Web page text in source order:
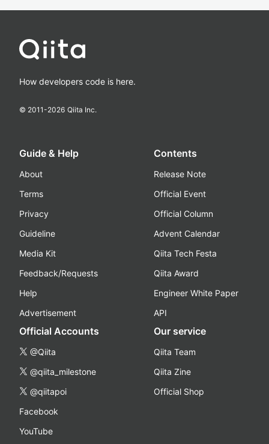
How developers code is here.
© 2011-2026 Qiita Inc.
Guide & Help
About
Terms
Privacy
Guideline
Media Kit
Feedback/Requests
Help
Advertisement
Contents
Release Note
Official Event
Official Column
Advent Calendar
Qiita Tech Festa
Qiita Award
Engineer White Paper
API
Official Accounts
@Qiita
@qiita_milestone
@qiitapoi
Facebook
YouTube
Our service
Qiita Team
Qiita Zine
Official Shop